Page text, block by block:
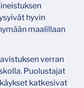
hyvin
maalillaan
verran
Puolustajat
katkesivat